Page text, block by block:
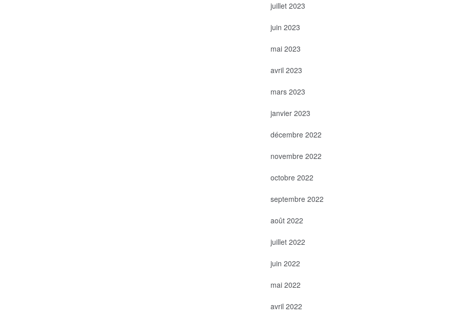
juillet 2023
juin 2023
mai 2023
avril 2023
mars 2023
janvier 2023
décembre 2022
novembre 2022
octobre 2022
septembre 2022
août 2022
juillet 2022
juin 2022
mai 2022
avril 2022